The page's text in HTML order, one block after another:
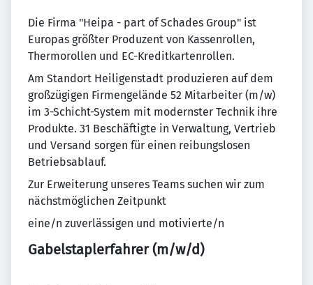
Die Firma "Heipa - part of Schades Group" ist
Europas größter Produzent von Kassenrollen,
Thermorollen und EC-Kreditkartenrollen.
Am Standort Heiligenstadt produzieren auf dem
großzügigen Firmengelände 52 Mitarbeiter (m/w)
im 3-Schicht-System mit modernster Technik ihre
Produkte. 31 Beschäftigte in Verwaltung, Vertrieb
und Versand sorgen für einen reibungslosen
Betriebsablauf.
Zur Erweiterung unseres Teams suchen wir zum
nächstmöglichen Zeitpunkt
eine/n zuverlässigen und motivierte/n
Gabelstaplerfahrer (m/w/d)